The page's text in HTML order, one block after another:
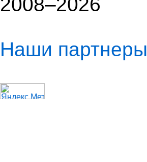
Наши партнеры